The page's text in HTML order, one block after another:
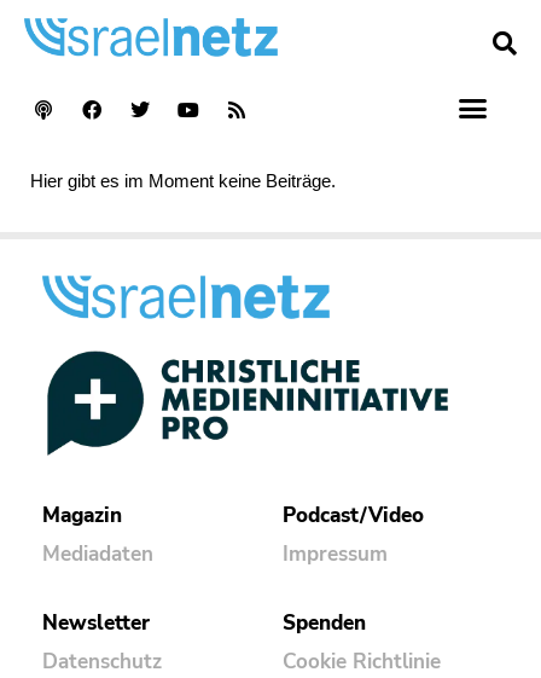
Hier gibt es im Moment keine Beiträge.
Magazin
Mediadaten
Podcast/Video
Impressum
Newsletter
Datenschutz
Spenden
Cookie Richtlinie